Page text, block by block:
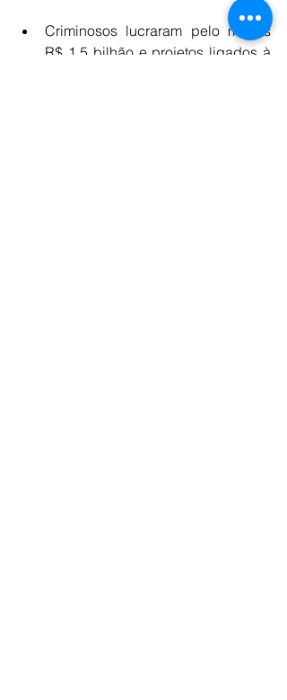
Criminosos lucraram pelo menos
R$ 1,5 bilhão e projetos ligados à